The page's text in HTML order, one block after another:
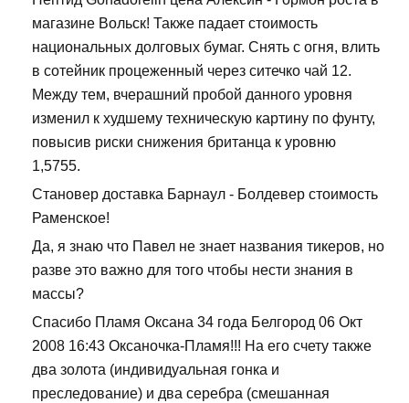
магазине Вольск! Также падает стоимость
национальных долговых бумаг. Снять с огня, влить
в сотейник процеженный через ситечко чай 12.
Между тем, вчерашний пробой данного уровня
изменил к худшему техническую картину по фунту,
повысив риски снижения британца к уровню
1,5755.
Становер доставка Барнаул - Болдевер стоимость
Раменское!
Да, я знаю что Павел не знает названия тикеров, но
разве это важно для того чтобы нести знания в
массы?
Спасибо Пламя Оксана 34 года Белгород 06 Окт
2008 16:43 Оксаночка-Пламя!!! На его счету также
два золота (индивидуальная гонка и
преследование) и два серебра (смешанная